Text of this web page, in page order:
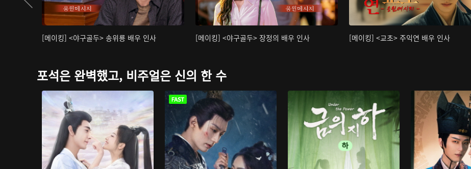
[메이킹] <야구골두> 송위룡 배우 인사 [메이킹] <야구골두> 장정의 배우 인사 [메이킹] <교초> 주익연 배우 인사
포석은 완벽했고, 비주얼은 신의 한 수